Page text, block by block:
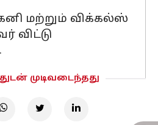
கனி மற்றும் விக்கல்ஸ்
விட்டு
முடிவடைந்தது